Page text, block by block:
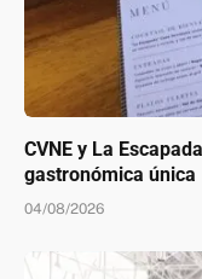
CVNE y La
gastronómica única
04/08/2026